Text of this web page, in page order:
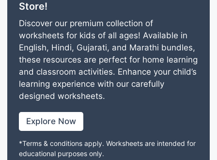
Store!
Discover our premium collection of
worksheets for kids of all ages! Available in
English, Hindi, Gujarati, and Marathi bundles,
these resources are perfect for home learning
and classroom activities. Enhance your child’s
learning experience with our carefully
designed worksheets.
Explore Now
*Terms & conditions apply. Worksheets are intended for
educational purposes only.